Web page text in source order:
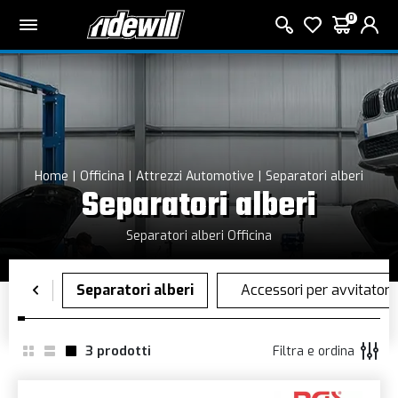
0
Home Officina Attrezzi Automotive Separatori alberi
Separatori alberi
Separatori alberi Officina
3 prodotti Filtra e ordina